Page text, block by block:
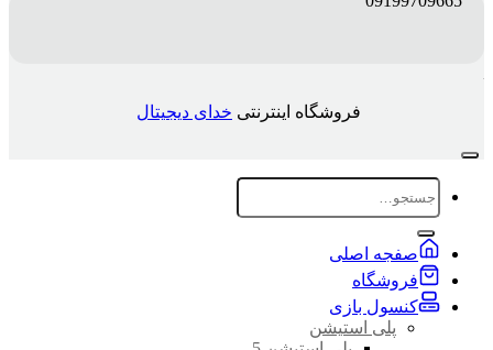
فروشگاه اینترنتی خدای دیجیتال
جستجو
برای:
صفجه اصلی
فروشگاه
کنسول بازی
پلی استیشن